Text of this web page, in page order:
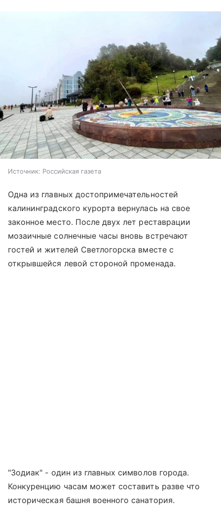
Источник: Российская газета
Одна из главных достопримечательностей
калининградского курорта вернулась на свое
законное место. После двух лет реставрации
мозаичные солнечные часы вновь встречают
гостей и жителей Светлогорска вместе с
открывшейся левой стороной променада.
"Зодиак" - один из главных символов города.
Конкуренцию часам может составить разве что
историческая башня военного санатория.